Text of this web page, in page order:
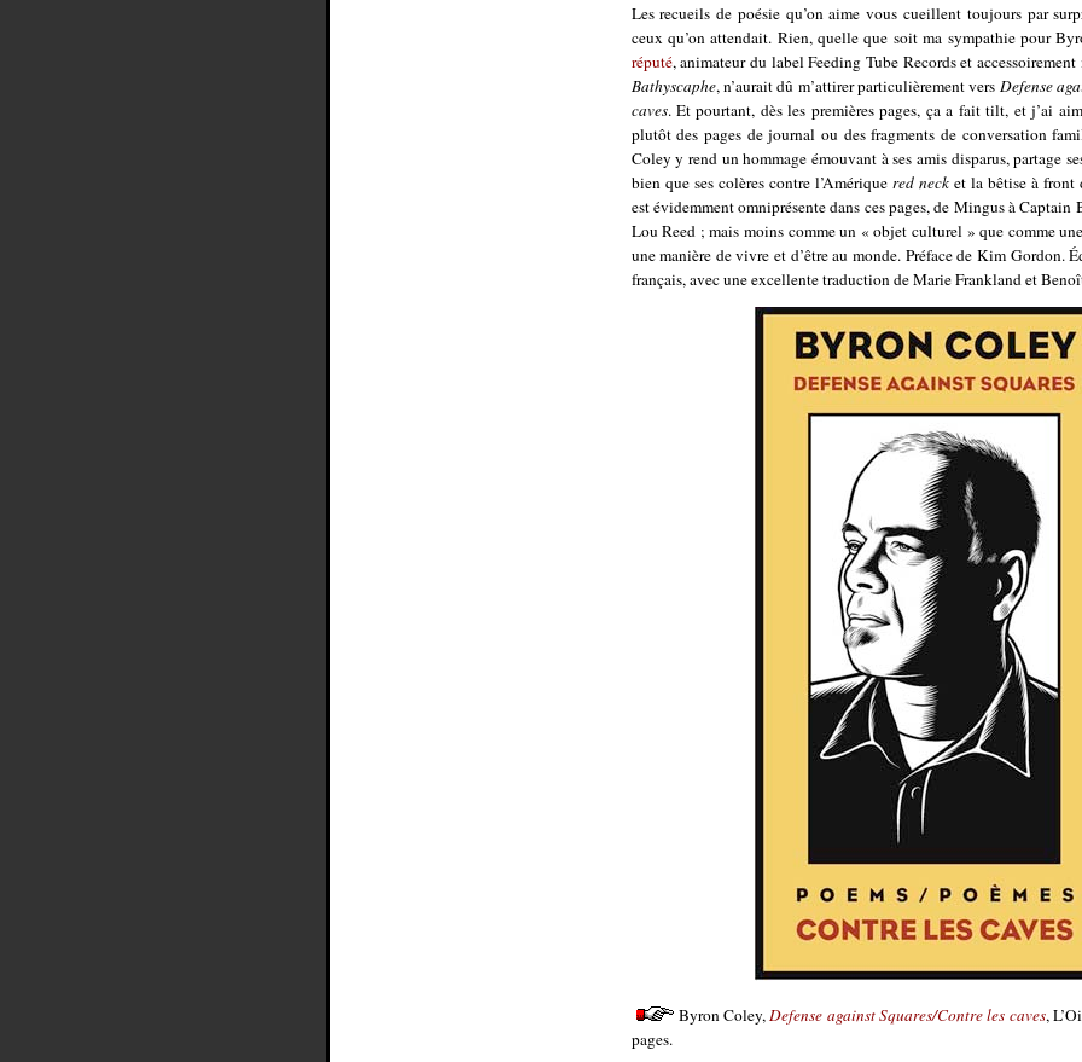
Les recueils de poésie qu’on aime vous cueillent toujours par
ceux qu’on attendait. Rien, quelle que soit ma sympathie pour
réputé, animateur du label Feeding Tube Records et
Bathyscaphe, n’aurait dû m’attirer particulièrement vers Defense
caves. Et pourtant, dès les premières pages, ça a fait tilt, et j’ai
plutôt des pages de journal ou des fragments de conversation
Coley y rend un hommage émouvant à ses amis disparus, partage
bien que ses colères contre l’Amérique red necket la bêtise à front
est évidemment omniprésente dans ces pages, de Mingus à Captain
Lou Reed ; mais moins comme un « objet culturel » que comme
une manière de vivre et d’être au monde. Préface de Kim Gordon.
français, avec une excellente traduction de Marie Frankland et
Byron Coley,Defense against Squares/Contre les caves,
pages.